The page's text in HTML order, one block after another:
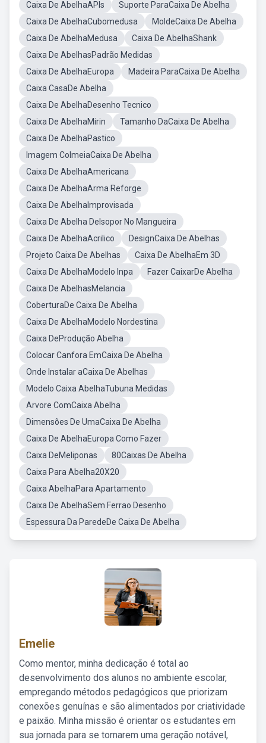
Caixa De AbelhaAPIs
Suporte ParaCaixa De Abelha
Caixa De AbelhaCubomedusa
MoldeCaixa De Abelha
Caixa De AbelhaMedusa
Caixa De AbelhaShank
Caixa De AbelhasPadrão Medidas
Caixa De AbelhaEuropa
Madeira ParaCaixa De Abelha
Caixa CasaDe Abelha
Caixa De AbelhaDesenho Tecnico
Caixa De AbelhaMirin
Tamanho DaCaixa De Abelha
Caixa De AbelhaPastico
Imagem ColmeiaCaixa De Abelha
Caixa De AbelhaAmericana
Caixa De AbelhaArma Reforge
Caixa De AbelhaImprovisada
Caixa De Abelha DeIsopor No Mangueira
Caixa De AbelhaAcrilico
DesignCaixa De Abelhas
Projeto Caixa De Abelhas
Caixa De AbelhaEm 3D
Caixa De AbelhaModelo Inpa
Fazer CaixarDe Abelha
Caixa De AbelhasMelancia
CoberturaDe Caixa De Abelha
Caixa De AbelhaModelo Nordestina
Caixa DeProdução Abelha
Colocar Canfora EmCaixa De Abelha
Onde Instalar aCaixa De Abelhas
Modelo Caixa AbelhaTubuna Medidas
Arvore ComCaixa Abelha
Dimensões De UmaCaixa De Abelha
Caixa De AbelhaEuropa Como Fazer
Caixa DeMeliponas
80Caixas De Abelha
Caixa Para Abelha20X20
Caixa AbelhaPara Apartamento
Caixa De AbelhaSem Ferrao Desenho
Espessura Da ParedeDe Caixa De Abelha
Emelie
Como mentor, minha dedicação é total ao
desenvolvimento dos alunos no ambiente escolar,
empregando métodos pedagógicos que priorizam
conexões genuínas e são alimentados por criatividade
e paixão. Minha missão é orientar os estudantes em
sua jornada para se tornarem uma geração notável,